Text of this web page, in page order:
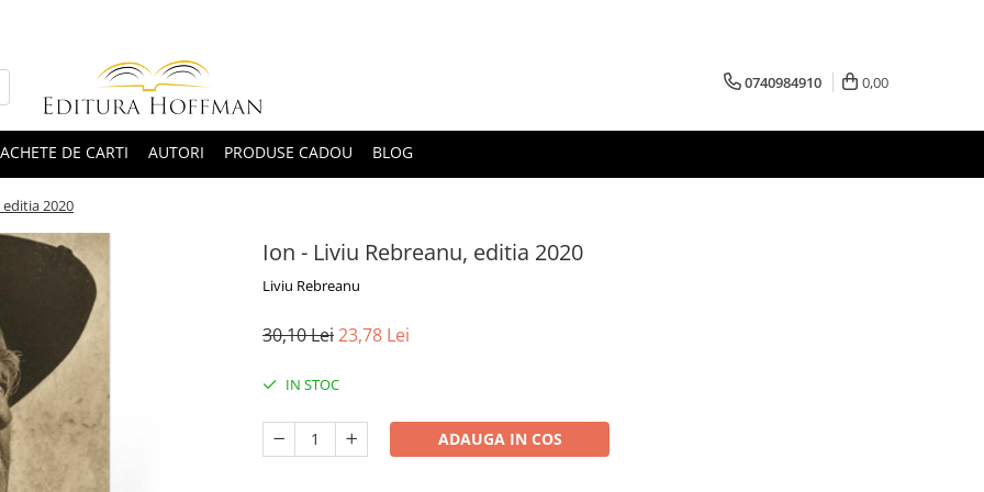
0740984910 0,00
DE CARTI AUTORI PRODUSE CADOU BLOG
2020
Ion - Liviu Rebreanu, editia 2020
Liviu Rebreanu
30,10 Lei23,78 Lei
IN STOC
ADAUGA IN COS